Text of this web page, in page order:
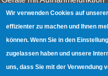
Gerätetests
Hotspot absichern
WLAN-Testbuch
Wir verwenden Cookies auf
effizienter zu machen und Ihnen
können. Wenn Sie in den
zugelassen haben und unsere
uns, dass Sie mit der Verwendung